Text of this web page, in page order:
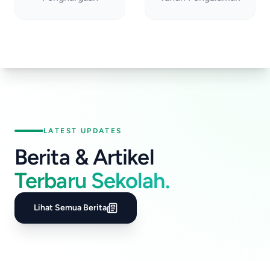
LATEST UPDATES
Berita & Artikel
Terbaru Sekolah.
Lihat Semua Berita